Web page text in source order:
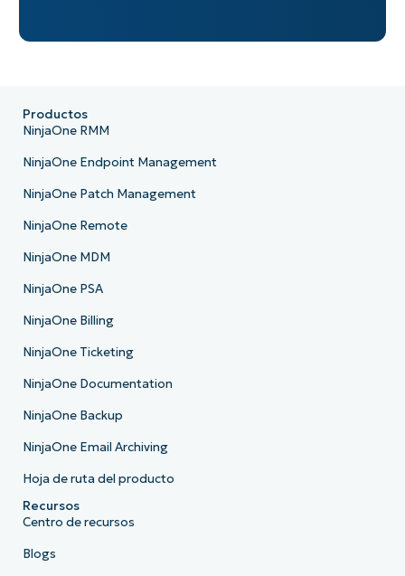
Productos
NinjaOne RMM
NinjaOne Endpoint Management
NinjaOne Patch Management
NinjaOne Remote
NinjaOne MDM
NinjaOne PSA
NinjaOne Billing
NinjaOne Ticketing
NinjaOne Documentation
NinjaOne Backup
NinjaOne Email Archiving
Hoja de ruta del producto
Recursos
Centro de recursos
Blogs